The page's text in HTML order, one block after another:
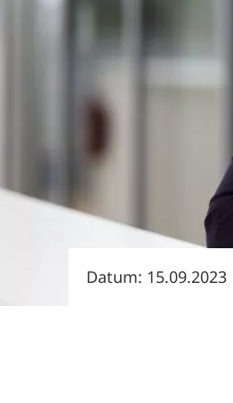
Datum: 15.09.2023